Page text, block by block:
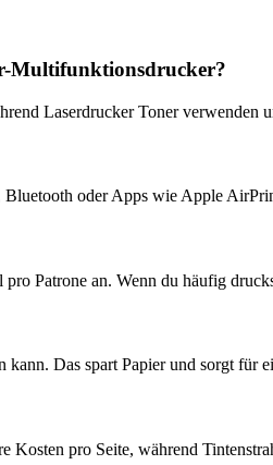
Multifunktionsdrucker?
Laserdrucker Toner verwenden
oder Apps wie Apple
Patrone an. Wenn du häufig
Das spart Papier und sorgt für
pro Seite, während